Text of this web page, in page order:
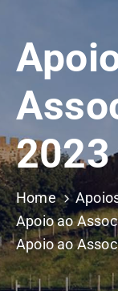
Assembleia
de
Freguesia
2023
Home
Apoio ao
Apoio ao